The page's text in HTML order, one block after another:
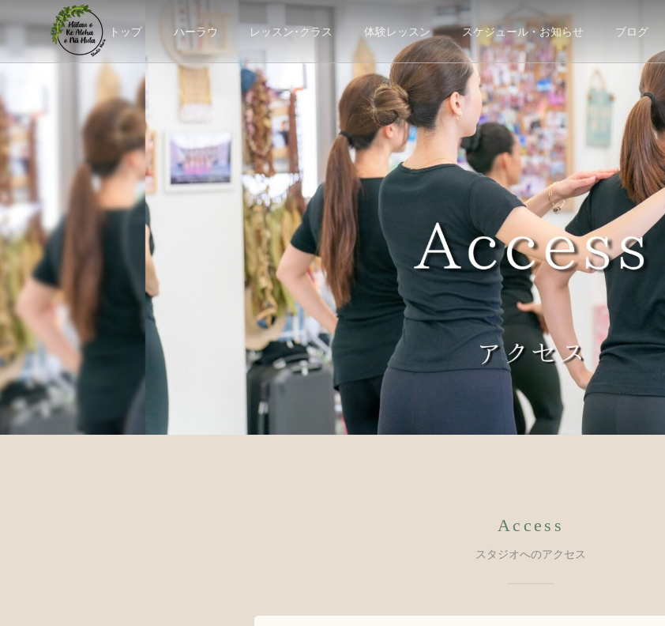
トップ ハーラウ レッスン･クラス 体験レッスン スケジュール・お知らせ ブログ
Access
スタジオへのアクセス